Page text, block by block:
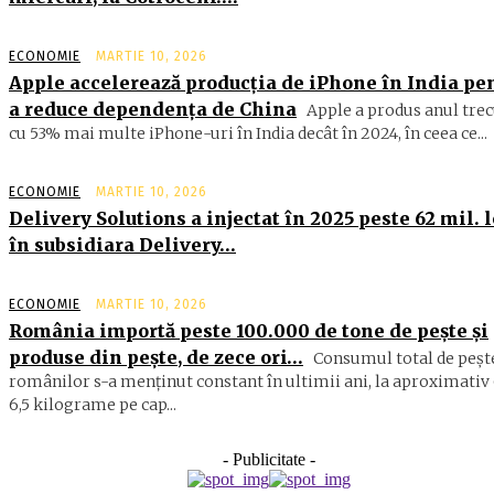
ECONOMIE MARTIE 10, 2026
Apple accelerează producția de iPhone în India
a reduce dependența de China Apple a produs anul
cu 53% mai multe iPhone-uri în India decât în 2024, în ceea ce...
ECONOMIE MARTIE 10, 2026
Delivery Solutions a injectat în 2025 peste 62 mil.
în subsidiara Delivery…
ECONOMIE MARTIE 10, 2026
România importă peste 100.000 de tone de peşte şi
produse din peşte, de zece ori… Consumul total de
ro­mâ­nilor s-a menţinut constant în ul­timii ani, la aproximativ
6,5 ki­lograme pe cap...
- Publicitate -